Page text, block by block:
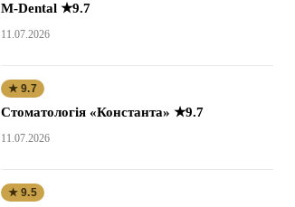
M-Dental ★9.7
11.07.2026
★ 9.7
Стоматологія «Константа» ★9.7
11.07.2026
★ 9.5